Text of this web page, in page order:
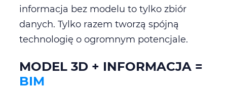
informacja bez modelu to tylko zbiór
danych. Tylko razem tworzą spójną
technologię o ogromnym potencjale.
MODEL 3D + INFORMACJA =
BIM